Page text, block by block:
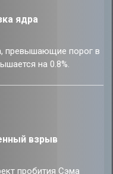
ядра
превышающие порог в
на 0.8%.
взрыв
пробития Сэма